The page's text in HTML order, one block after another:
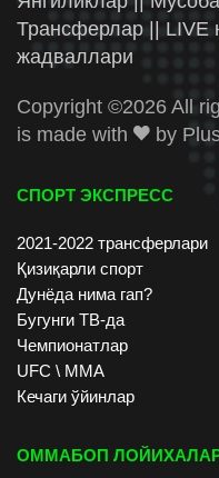
Трансферлар || LIVE
жадваллари
Copyright ©2026 All
is made with
by
СПОРТ ЭКСПРЕСС
2021-2022 трансферлари
Қизиқарли спорт
Дунёда нима гап?
Бугунги ТВ-да
Чемпионатлар
UFC \ ММА
Кечаги ўйинлар
ОММАБОП